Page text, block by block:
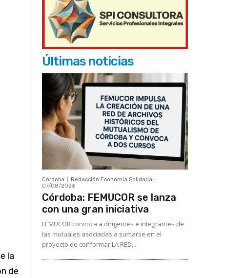
la
de
Últimas noticias
Córdoba Redacción Economía Solidaria -
07/08/2026
Córdoba: FEMUCOR se lanza
con una gran iniciativa
FEMUCOR convoca a dirigentes e integrantes de
las mutuales asociadas a sumarse en el
proyecto de conformar LA RED...